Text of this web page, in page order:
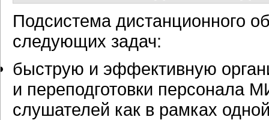
Подсистема дистанционного
следующих задач:
быструю и эффективную
и переподготовки персонала
слушателей как в рамках